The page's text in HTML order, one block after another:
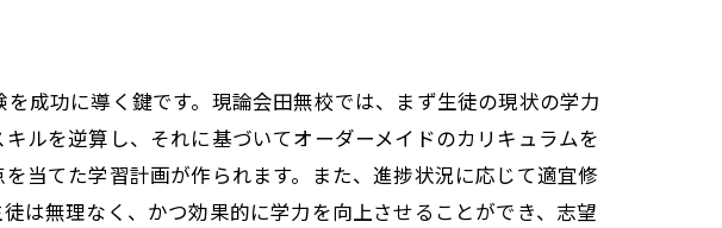
成功に導く鍵です。現論会田無校では、まず生徒の現状の学力
ルを逆算し、それに基づいてオーダーメイドのカリキュラムを
当てた学習計画が作られます。また、進捗状況に応じて適宜修
は無理なく、かつ効果的に学力を向上させることができ、志望